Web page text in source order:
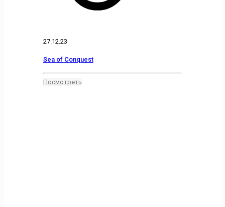
27.12.23
Sea of Conquest
Посмотреть